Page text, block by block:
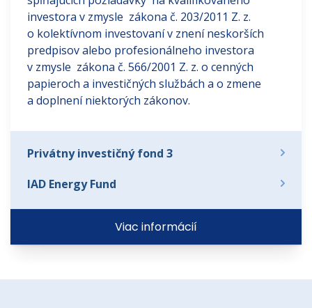
investora v zmysle zákona č. 203/2011 Z. z.
o kolektívnom investovaní v znení neskorších
predpisov alebo profesionálneho investora
v zmysle zákona č. 566/2001 Z. z. o cenných
papieroch a investičných službách a o zmene
a doplnení niektorých zákonov.
Privátny investičný fond 3
IAD Energy Fund
Viac informácií